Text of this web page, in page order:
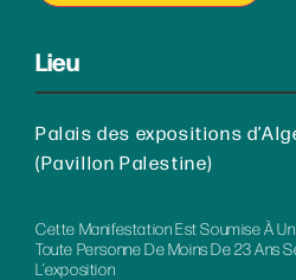
Lieu
Palais des expositions
(Pavillon Palestine)
Cette Manifestation Est Soumise À
Toute Personne De Moins De 23 Ans
L’exposition